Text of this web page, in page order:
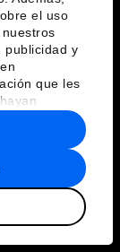
el uso
publicidad y
que les
haya
de
paridad de
es y por